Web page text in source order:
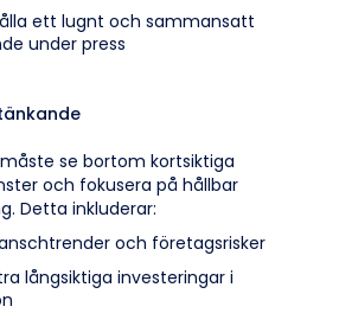
ett lugnt och sammansatt
under press
se bortom kortsiktiga
och fokusera på hållbar
Detta inkluderar:
och företagsrisker
långsiktiga investeringar i